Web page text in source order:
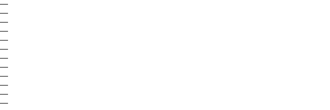
—
—
—
—
—
—
—
—
—
—
—
—